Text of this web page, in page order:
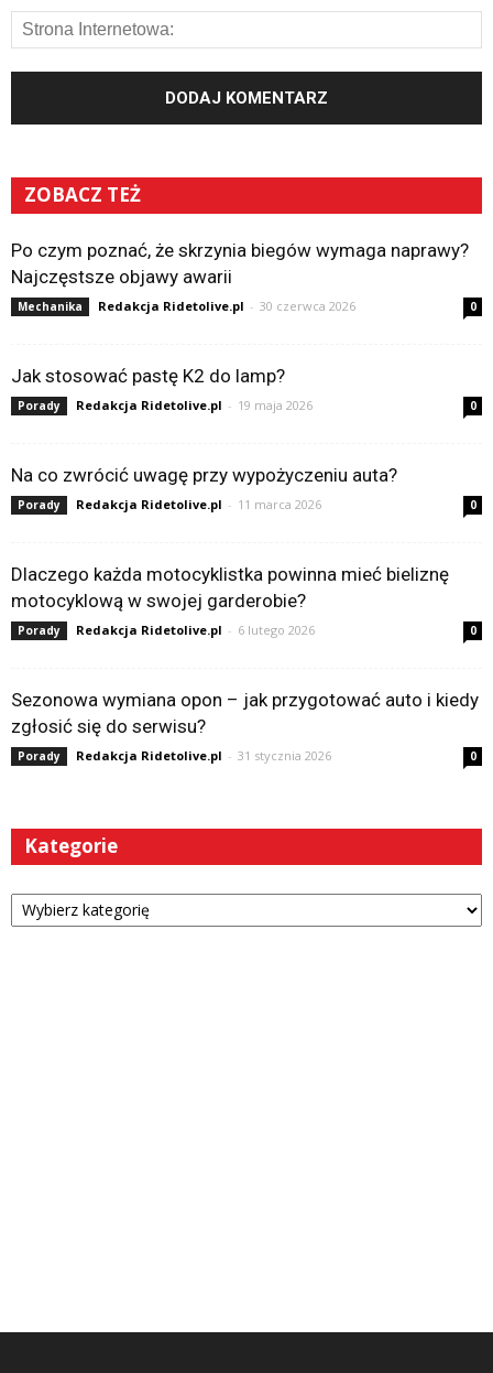
ZOBACZ TEŻ
Po czym poznać, że skrzynia biegów wymaga naprawy?
Najczęstsze objawy awarii
Mechanika Redakcja Ridetolive.pl - 30 czerwca 2026 0
Jak stosować pastę K2 do lamp?
Porady Redakcja Ridetolive.pl - 19 maja 2026 0
Na co zwrócić uwagę przy wypożyczeniu auta?
Porady Redakcja Ridetolive.pl - 11 marca 2026 0
Dlaczego każda motocyklistka powinna mieć bieliznę
motocyklową w swojej garderobie?
Porady Redakcja Ridetolive.pl - 6 lutego 2026 0
Sezonowa wymiana opon – jak przygotować auto i kiedy
zgłosić się do serwisu?
Porady Redakcja Ridetolive.pl - 31 stycznia 2026 0
Kategorie
Kategorie